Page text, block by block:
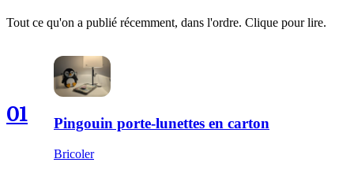
Tout ce qu'on a publié récemment, dans l'ordre. Clique pour lire.
01 Pingouin porte-lunettes en carton
Bricoler